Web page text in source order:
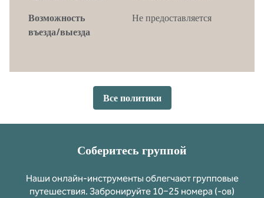
Возможность
въезда/выезда
Не предоставляется
Все политики
Соберитесь группой
Наши онлайн-инструменты облегчают групповые
путешествия. Забронируйте 10−25 номера (-ов)